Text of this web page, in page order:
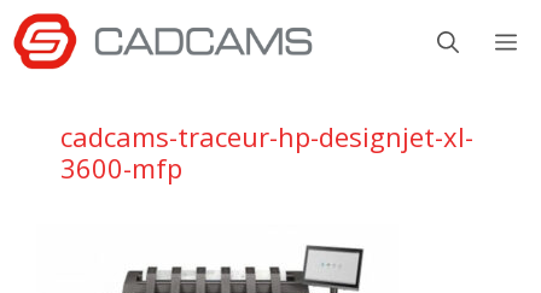
Aller
au
contenu
cadcams-traceur-hp-designjet-xl-
3600-mfp